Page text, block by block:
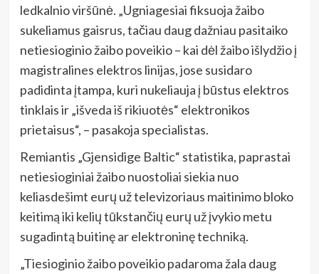
ledkalnio viršūnė. „Ugniagesiai fiksuoja žaibo
sukeliamus gaisrus, tačiau daug dažniau pasitaiko
netiesioginio žaibo poveikio – kai dėl žaibo išlydžio į
magistralines elektros linijas, jose susidaro
padidinta įtampa, kuri nukeliauja į būstus elektros
tinklais ir „išveda iš rikiuotės“ elektronikos
prietaisus“, – pasakoja specialistas.
Remiantis „Gjensidige Baltic“ statistika, paprastai
netiesioginiai žaibo nuostoliai siekia nuo
keliasdešimt eurų už televizoriaus maitinimo bloko
keitimą iki kelių tūkstančių eurų už įvykio metu
sugadintą buitinę ar elektroninę techniką.
„Tiesioginio žaibo poveikio padaroma žala daug